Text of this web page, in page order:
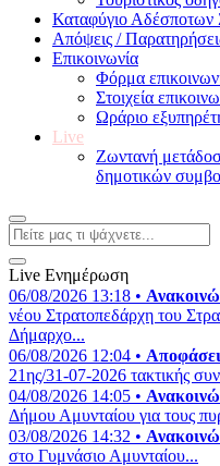
Καταφύγιο
Απόψεις /
Επικοινωνία
Φόρμα
Στοιχεία
Ωράριο
Live
Ζωντανή
δημοτικών
Live Ενημέρωση
06/08/2026 13:18 •
νέου Στρατοπεδάρχη του
Δήμαρχο...
06/08/2026 12:04 •
21ης/31-07-2026 τακτικής
04/08/2026 14:05 •
Δήμου Αμυνταίου για τους
03/08/2026 14:32 •
στο Γυμνάσιο Αμυνταίου...